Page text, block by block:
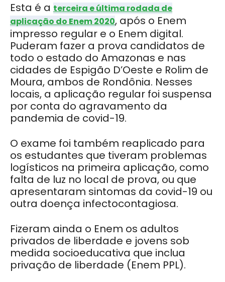
Esta é a terceira e última rodada de
aplicação do Enem 2020, após o Enem
impresso regular e o Enem digital.
Puderam fazer a prova candidatos de
todo o estado do Amazonas e nas
cidades de Espigão D’Oeste e Rolim de
Moura, ambos de Rondônia. Nesses
locais, a aplicação regular foi suspensa
por conta do agravamento da
pandemia de covid-19.
O exame foi também reaplicado para
os estudantes que tiveram problemas
logísticos na primeira aplicação, como
falta de luz no local de prova, ou que
apresentaram sintomas da covid-19 ou
outra doença infectocontagiosa.
Fizeram ainda o Enem os adultos
privados de liberdade e jovens sob
medida socioeducativa que inclua
privação de liberdade (Enem PPL).